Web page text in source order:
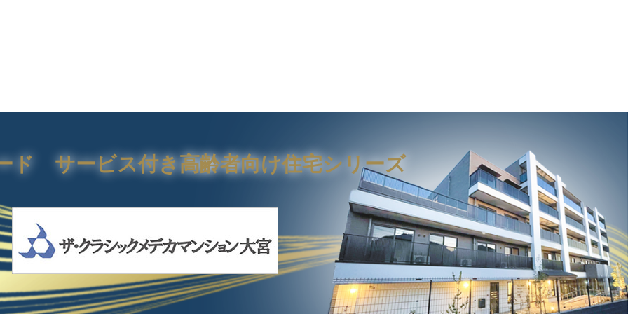
ド サービス付き高齢者向け住宅シリーズ